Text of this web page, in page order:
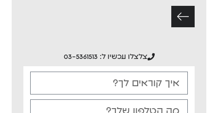
צלצלו עכשיו ל: 03-5361513